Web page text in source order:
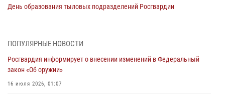
День образования тыловых подразделений Росгвардии
В Управлении Росгвардии по Хабаровскому краю состоялось
избирательного права
31 июля 2026, 03:26
ПОПУЛЯРНЫЕ НОВОСТИ
Росгвардия информирует о внесении изменений в Федеральный
закон «Об оружии»
16 июля 2026, 01:07